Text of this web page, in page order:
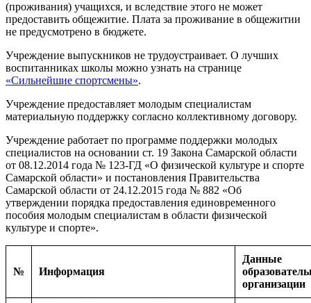
(проживания) учащихся, и вследствие этого не может
предоставить общежитие. Плата за проживание в общежитии
не предусмотрено в бюджете.
Учреждение выпускников не трудоустраивает. О лучших
воспитанниках школы можно узнать на странице
«Сильнейшие спортсмены».
Учреждение предоставляет молодым специалистам
материальную поддержку согласно коллективному договору.
Учреждение работает по программе поддержки молодых
специалистов на основании ст. 19 Закона Самарской области
от 08.12.2014 года № 123-ГД «О физической культуре и спорте
Самарской области» и постановления Правительства
Самарской области от 24.12.2015 года № 882 «Об
утверждении порядка предоставления единовременного
пособия молодым специалистам в области физической
культуре и спорте».
№ Информация
Данные
организации